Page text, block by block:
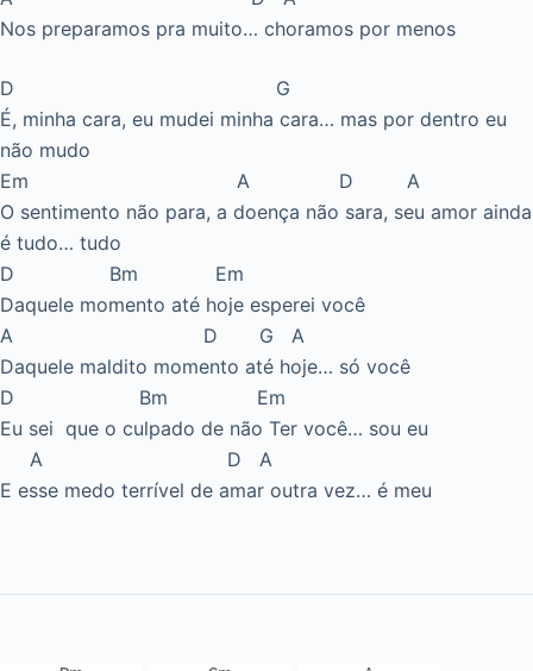
Nos preparamos pra muito… choramos por menos
D G
É, minha cara, eu mudei minha cara… mas por dentro eu
não mudo
Em A D A
O sentimento não para, a doença não sara, seu amor ainda
é tudo… tudo
D Bm Em
Daquele momento até hoje esperei você
A D G A
Daquele maldito momento até hoje… só você
D Bm Em
Eu sei que o culpado de não Ter você… sou eu
A D A
E esse medo terrível de amar outra vez… é meu